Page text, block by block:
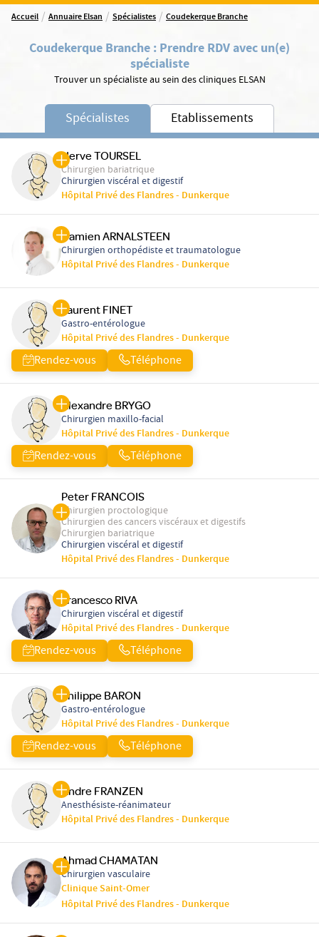
Accueil / Annuaire Elsan / Spécialistes / Coudekerque Branche
Coudekerque Branche : Prendre RDV avec un(e)
spécialiste
Trouver un spécialiste au sein des cliniques ELSAN
Spécialistes Etablissements
Herve TOURSEL
Chirurgien bariatrique
Chirurgien viscéral et digestif
Hôpital Privé des Flandres - Dunkerque
Damien ARNALSTEEN
Chirurgien orthopédiste et traumatologue
Hôpital Privé des Flandres - Dunkerque
Laurent FINET
Gastro-entérologue
Hôpital Privé des Flandres - Dunkerque
Rendez-vous Téléphone
Alexandre BRYGO
Chirurgien maxillo-facial
Hôpital Privé des Flandres - Dunkerque
Rendez-vous Téléphone
Peter FRANCOIS
Chirurgien proctologique
Chirurgien des cancers viscéraux et digestifs
Chirurgien bariatrique
Chirurgien viscéral et digestif
Hôpital Privé des Flandres - Dunkerque
Francesco RIVA
Chirurgien viscéral et digestif
Hôpital Privé des Flandres - Dunkerque
Rendez-vous Téléphone
Philippe BARON
Gastro-entérologue
Hôpital Privé des Flandres - Dunkerque
Rendez-vous Téléphone
Andre FRANZEN
Anesthésiste-réanimateur
Hôpital Privé des Flandres - Dunkerque
Ahmad CHAMATAN
Chirurgien vasculaire
Clinique Saint-Omer
Hôpital Privé des Flandres - Dunkerque